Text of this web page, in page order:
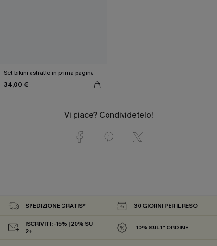
Set bikini astratto in prima pagina
34,00 €
Vi piace? Condividetelo!
SPEDIZIONE GRATIS* 30 GIORNI PER IL RESO
ISCRIVITI: -15% | 20% SU
2+
-10% SUL 1° ORDINE